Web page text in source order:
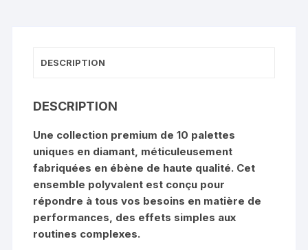
DESCRIPTION
DESCRIPTION
Une collection premium de 10 palettes
uniques en diamant, méticuleusement
fabriquées en ébène de haute qualité. Cet
ensemble polyvalent est conçu pour
répondre à tous vos besoins en matière de
performances, des effets simples aux
routines complexes.